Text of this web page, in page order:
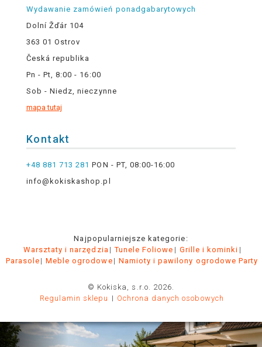
Wydawanie zamówień ponadgabarytowych
Dolní Žďár 104
363 01 Ostrov
Česká republika
Pn - Pt, 8:00 - 16:00
Sob - Niedz, nieczynne
mapa tutaj
Kontakt
+48 881 713 281 PON - PT, 08:00-16:00
info@kokiskashop.pl
Najpopularniejsze kategorie:
Warsztaty i narzędzia
Tunele Foliowe
Grille i kominki
Parasole
Meble ogrodowe Namioty i pawilony ogrodowe Party
© Kokiska, s.r.o. 2026.
Regulamin sklepu
Ochrona danych osobowych